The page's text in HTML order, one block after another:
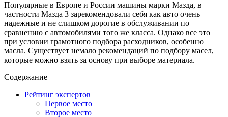
Популярные в Европе и России машины марки Мазда, в
частности Мазда 3 зарекомендовали себя как авто очень
надежные и не слишком дорогие в обслуживании по
сравнению с автомобилями того же класса. Однако все это
при условии грамотного подбора расходников, особенно
масла. Существует немало рекомендаций по подбору масел,
которые можно взять за основу при выборе материала.
Содержание
Рейтинг экспертов
Первое место
Второе место